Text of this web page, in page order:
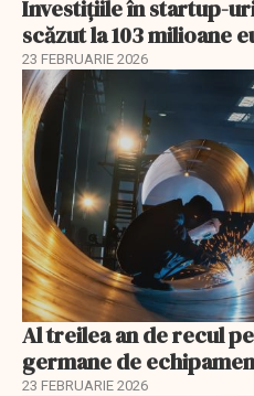
Investiţiile în startup-
scăzut la 103 milioane
23 FEBRUARIE 2026
Al treilea an de recul
germane de
23 FEBRUARIE 2026